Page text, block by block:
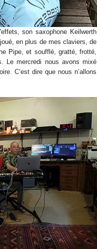
son saxophone Keilwerth
en plus de mes claviers, de
Pipe, et soufflé, gratté, frotté,
Le mercredi nous avons mixé
C’est dire que nous n’allons